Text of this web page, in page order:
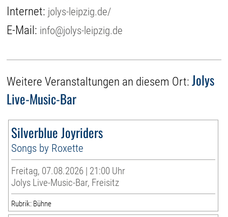
Internet: jolys-leipzig.de/
E-Mail: info@jolys-leipzig.de
Weitere Veranstaltungen an diesem Ort:Jolys
Live-Music-Bar
Silverblue Joyriders
Songs by Roxette
Freitag, 07.08.2026 | 21:00 Uhr
Jolys Live-Music-Bar, Freisitz
Rubrik: Bühne